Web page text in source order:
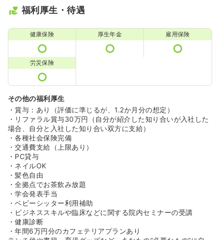
福利厚生・待遇
健康保険 厚生年金 雇用保険
労災保険
その他の福利厚生
・賞与：あり（評価に準じるが、1.2か月分の想定）
・リファラル賞与30万円（自分が紹介した知り合いが入社した
場合、自分と入社した知り合い双方に支給）
・各種社会保険完備
・交通費支給（上限あり）
・PC貸与
・ネイルOK
・髪色自由
・全拠点でお茶飲み放題
・学会発表手当
・ベビーシッター利用補助
・ビジネススキルや臨床などに関する院内セミナーの受講
・健康診断
・年間6万円分のカフェテリアプランあり